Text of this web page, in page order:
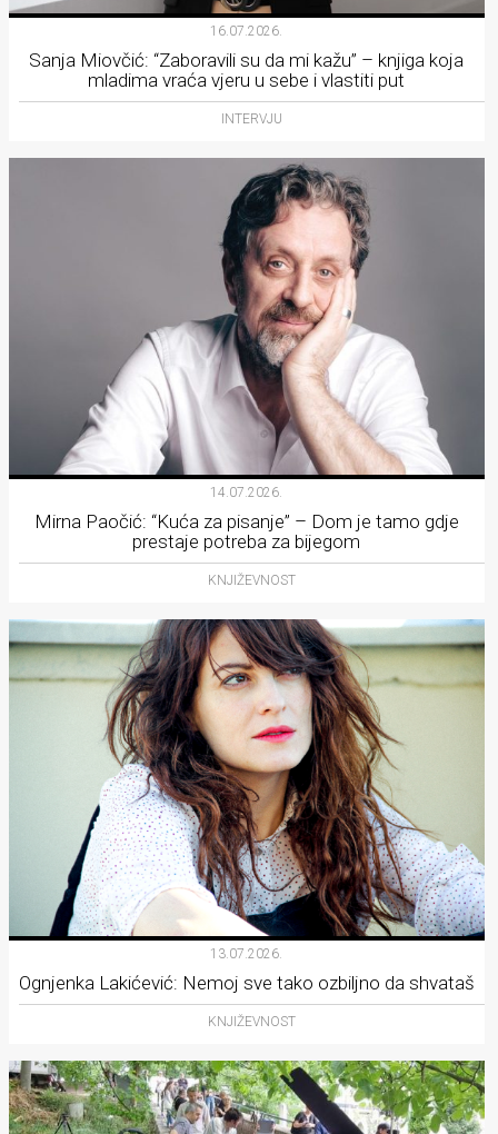
16.07.2026.
Sanja Miovčić: “Zaboravili su da mi kažu” – knjiga koja
mladima vraća vjeru u sebe i vlastiti put
INTERVJU
14.07.2026.
Mirna Paočić: “Kuća za pisanje” – Dom je tamo gdje
prestaje potreba za bijegom
KNJIŽEVNOST
13.07.2026.
Ognjenka Lakićević: Nemoj sve tako ozbiljno da shvataš
KNJIŽEVNOST